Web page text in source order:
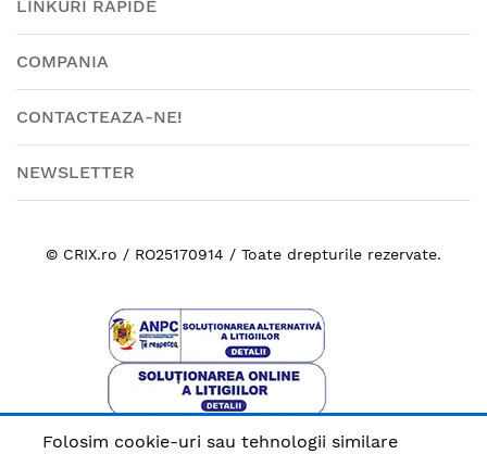
LINKURI RAPIDE
COMPANIA
CONTACTEAZA-NE!
NEWSLETTER
© CRIX.ro / RO25170914 / Toate drepturile rezervate.
Plata sigura cu
Folosim cookie-uri sau tehnologii similare